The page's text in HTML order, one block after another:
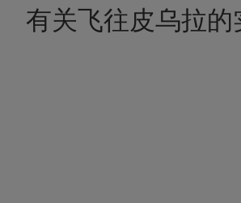
有关飞往皮乌拉的